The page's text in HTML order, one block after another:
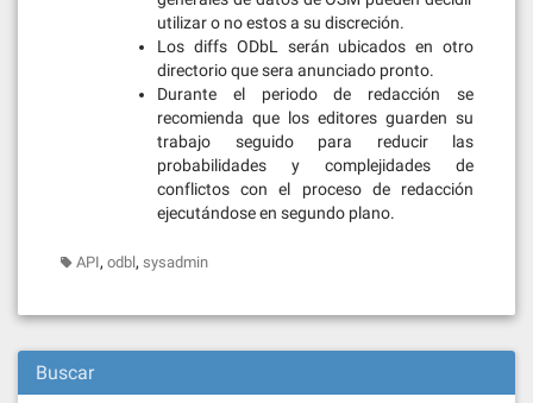
utilizar o no estos a su discreción.
Los diffs ODbL serán ubicados en otro
directorio que sera anunciado pronto.
Durante el periodo de redacción se
recomienda que los editores guarden su
trabajo seguido para reducir las
probabilidades y complejidades de
conflictos con el proceso de redacción
ejecutándose en segundo plano.
API, odbl, sysadmin
Buscar